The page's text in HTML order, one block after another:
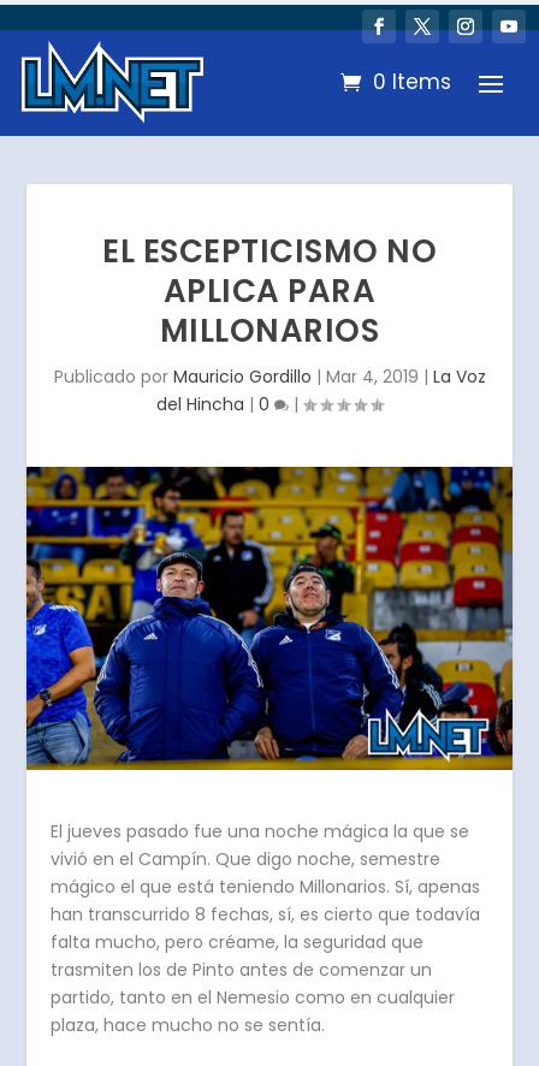
0 Items
EL ESCEPTICISMO NO
APLICA PARA
MILLONARIOS
Publicado por Mauricio Gordillo | Mar 4, 2019 | La Voz
del Hincha | 0 |
El jueves pasado fue una noche mágica la que se
vivió en el Campín. Que digo noche, semestre
mágico el que está teniendo Millonarios. Sí, apenas
han transcurrido 8 fechas, sí, es cierto que todavía
falta mucho, pero créame, la seguridad que
trasmiten los de Pinto antes de comenzar un
partido, tanto en el Nemesio como en cualquier
plaza, hace mucho no se sentía.